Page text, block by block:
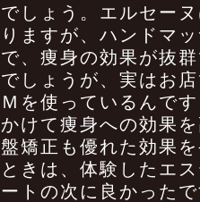
でしょう。エルセー
りますが、ハンドマ
で、痩身の効果が抜
でしょうが、実はお
Ｍを使っているんで
かけて痩身への効果
盤矯正も優れた効果
ときは、体験したエ
ートの次に良かった